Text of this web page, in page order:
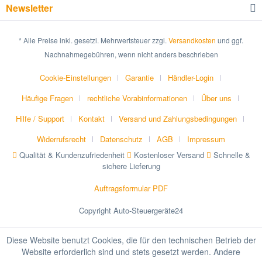
Newsletter
* Alle Preise inkl. gesetzl. Mehrwertsteuer zzgl. Versandkosten und ggf.
Nachnahmegebühren, wenn nicht anders beschrieben
Cookie-Einstellungen Garantie
Händler-Login
Häufige Fragen
rechtliche Vorabinformationen
Über uns
Hilfe / Support
Kontakt
Versand und Zahlungsbedingungen
Widerrufsrecht
Datenschutz AGB
Impressum
Qualität & Kundenzufriedenheit
Kostenloser Versand
Schnelle &
sichere Lieferung
Auftragsformular PDF
Copyright Auto-Steuergeräte24
Diese Website benutzt Cookies, die für den technischen Betrieb der
Website erforderlich sind und stets gesetzt werden. Andere